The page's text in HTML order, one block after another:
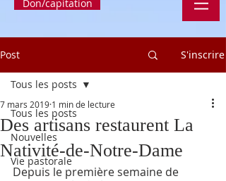
Don/capitation
Post S'inscrire
Tous les posts
Nouvelles
Vie pastorale
Tous les posts
Des artisans restaurent La
Nativité-de-Notre-Dame
7 mars 2019 1 min de lecture
Depuis le première semaine de